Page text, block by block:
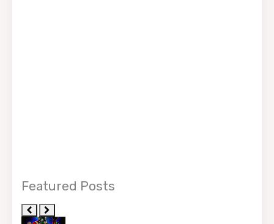
Featured Posts